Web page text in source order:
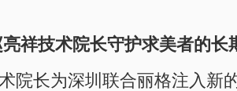
祥技术院长守护求美者的长
院长为深圳联合丽格注入新